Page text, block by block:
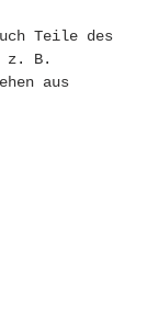
Teile des
z. B.
aus